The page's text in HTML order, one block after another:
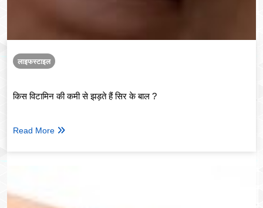
लाइफस्टाइल
किस विटामिन की कमी से झड़ते हैं सिर के बाल ?
Read More